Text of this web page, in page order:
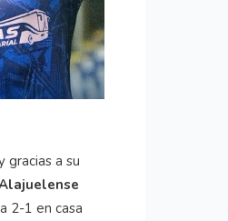
gracias a su
2-1 en casa